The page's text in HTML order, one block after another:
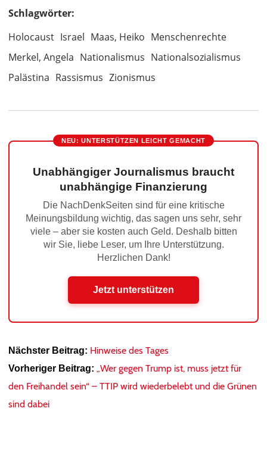
Schlagwörter:
Holocaust Israel Maas, Heiko Menschenrechte
Merkel, Angela Nationalismus Nationalsozialismus
Palästina Rassismus Zionismus
NEU: UNTERSTÜTZEN LEICHT GEMACHT
Unabhängiger Journalismus braucht
unabhängige Finanzierung
Die NachDenkSeiten sind für eine kritische
Meinungsbildung wichtig, das sagen uns sehr, sehr
viele – aber sie kosten auch Geld. Deshalb bitten
wir Sie, liebe Leser, um Ihre Unterstützung.
Herzlichen Dank!
Jetzt unterstützen
Nächster Beitrag: Hinweise des Tages
Vorheriger Beitrag: „Wer gegen Trump ist, muss jetzt für
den Freihandel sein“ – TTIP wird wiederbelebt und die Grünen
sind dabei